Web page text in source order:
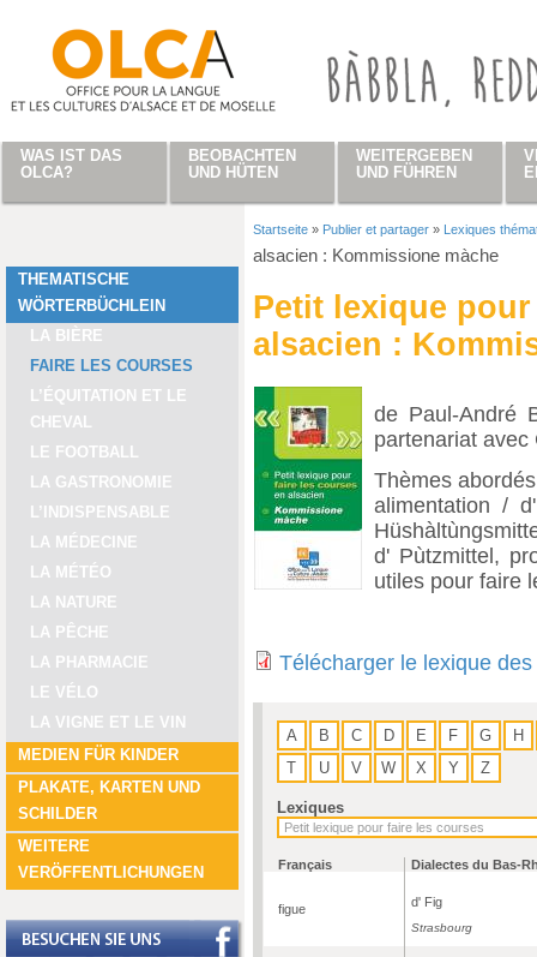
THEMATISCHE
WÖRTERBÜCHLEIN
LA BIÈRE
FAIRE LES COURSES
L’ÉQUITATION ET LE
CHEVAL
LE FOOTBALL
LA GASTRONOMIE
L’INDISPENSABLE
LA MÉDECINE
LA MÉTÉO
LA NATURE
LA PÊCHE
LA PHARMACIE
LE VÉLO
LA VIGNE ET LE VIN
MEDIEN FÜR KINDER
PLAKATE, KARTEN UND
SCHILDER
WEITERE
VERÖFFENTLICHUNGEN
Startseite » Publier et partager » Lexiques
alsacien : Kommissione màche
Petit lexique
alsacien :
de Paul-André
partenariat avec
Thèmes
alimentation /
d' Pùtzmittel,
utiles pour faire
Télécharger le lexique
A B C D E F G
H
T
U V W X Y Z
Lexiques
Français Dialectes du Bas-
figue d' Fig
Strasbourg
WAS IST DAS
OLCA?
BEOBACHTEN
UND HÜTEN
WEITERGEBEN
UND FÜHREN